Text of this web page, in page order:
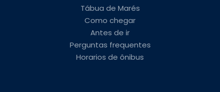
Tábua de Marés
Como chegar
Antes de ir
Perguntas frequentes
Horarios de ônibus